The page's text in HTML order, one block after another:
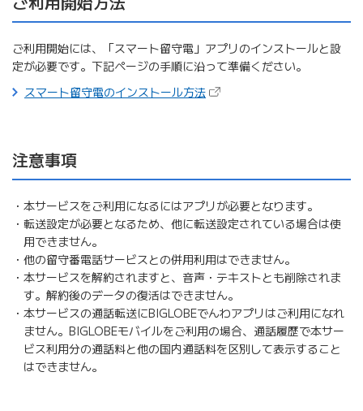
ご利用開始には、「スマート留守電」アプリのインストールと設
定が必要です。下記ページの手順に沿って準備ください。
スマート留守電のインストール方法（新しいタブで開きます）
注意事項
本サービスをご利用になるにはアプリが必要となります。
転送設定が必要となるため、他に転送設定されている場合は使
用できません。
他の留守番電話サービスとの併用利用はできません。
本サービスを解約されますと、音声・テキストとも削除されま
す。解約後のデータの復活はできません。
本サービスの通話転送にBIGLOBEでんわアプリはご利用になれ
ません。BIGLOBEモバイルをご利用の場合、通話履歴で本サー
ビス利用分の通話料と他の国内通話料を区別して表示すること
はできません。